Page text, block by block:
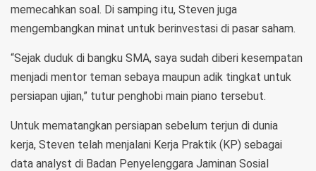
memecahkan soal. Di samping itu, Steven juga
mengembangkan minat untuk berinvestasi di pasar saham.
“Sejak duduk di bangku SMA, saya sudah diberi kesempatan
menjadi mentor teman sebaya maupun adik tingkat untuk
persiapan ujian,” tutur penghobi main piano tersebut.
Untuk mematangkan persiapan sebelum terjun di dunia
kerja, Steven telah menjalani Kerja Praktik (KP) sebagai
data analyst di Badan Penyelenggara Jaminan Sosial